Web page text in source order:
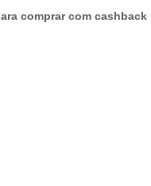
comprar com cashback